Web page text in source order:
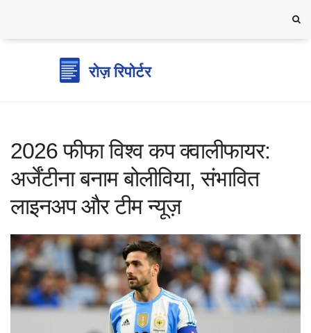
2026 फीफा विश्व कप क्वालीफायर:
अर्जेंटीना बनाम बोलीविया, संभावित
लाइनअप और टीम न्यूज़